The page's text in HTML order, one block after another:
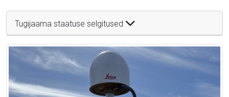
Tugijaama staatuse selgitused